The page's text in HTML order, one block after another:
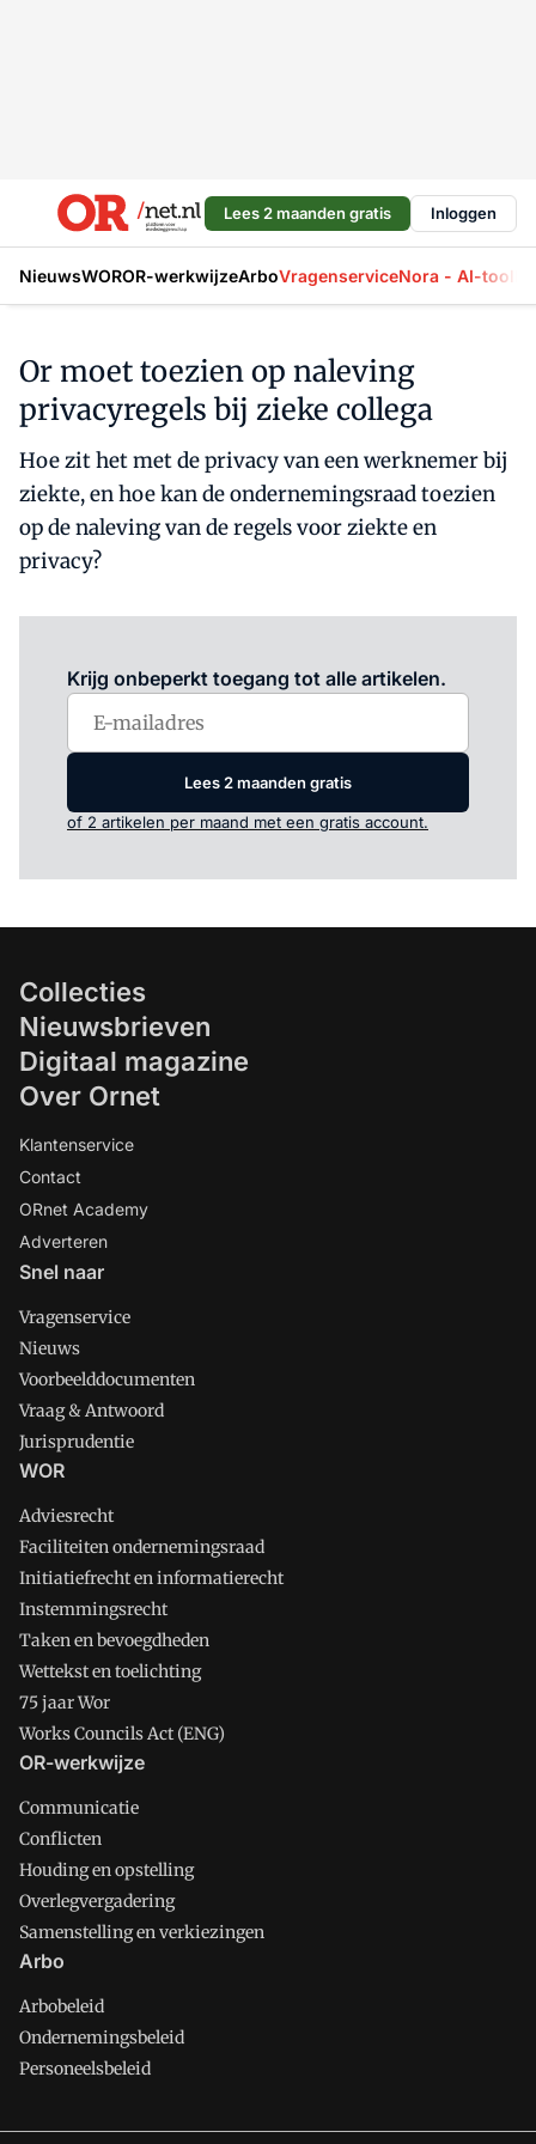
Lees 2 maanden gratis Inloggen
NieuwsWOROR-werkwijzeArboVragenserviceNora - AI-tool
Or moet toezien op naleving
privacyregels bij zieke collega
Hoe zit het met de privacy van een werknemer bij
ziekte, en hoe kan de ondernemingsraad toezien
op de naleving van de regels voor ziekte en
privacy?
Krijg onbeperkt toegang tot alle artikelen.
Lees 2 maanden gratis
of 2 artikelen per maand met een gratis account.
Collecties
Nieuwsbrieven
Digitaal magazine
Over Ornet
Klantenservice
Contact
ORnet Academy
Adverteren
Snel naar
Vragenservice
Nieuws
Voorbeelddocumenten
Vraag & Antwoord
Jurisprudentie
WOR
Adviesrecht
Faciliteiten ondernemingsraad
Initiatiefrecht en informatierecht
Instemmingsrecht
Taken en bevoegdheden
Wettekst en toelichting
75 jaar Wor
Works Councils Act (ENG)
OR-werkwijze
Communicatie
Conflicten
Houding en opstelling
Overlegvergadering
Samenstelling en verkiezingen
Arbo
Arbobeleid
Ondernemingsbeleid
Personeelsbeleid